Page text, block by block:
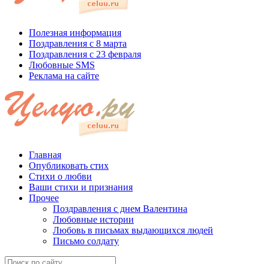
Полезная информация
Поздравления с 8 марта
Поздравления с 23 февраля
Любовные SMS
Реклама на сайте
Главная
Опубликовать стих
Стихи о любви
Ваши стихи и признания
Прочее
Поздравления с днем Валентина
Любовные истории
Любовь в письмах выдающихся людей
Письмо солдату